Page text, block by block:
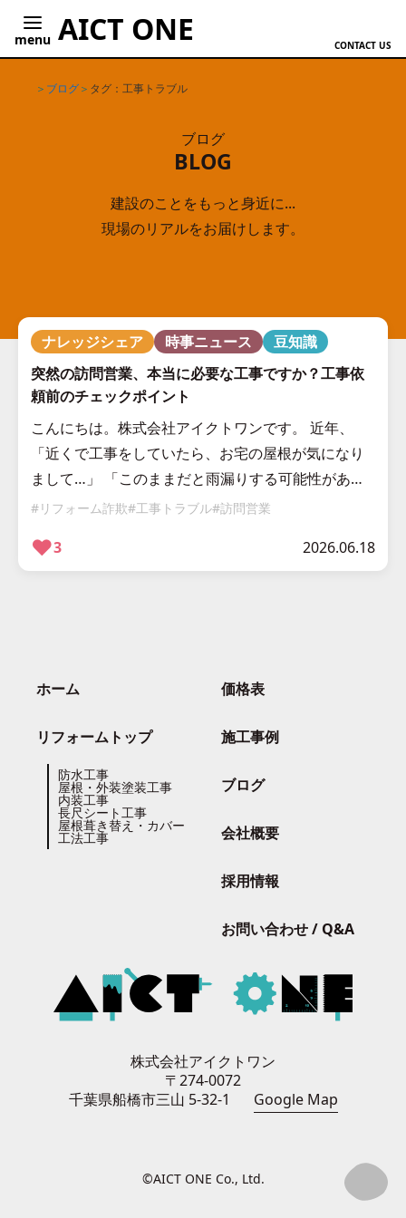
menu AICT ONE CONTACT US
ホーム
ブログ タグ：工事トラブル
ブログ
BLOG
建設のことをもっと身近に...
現場のリアルをお届けします。
ナレッジシェア 時事ニュース
豆知識
突然の訪問営業、本当に必要な工事ですか？工事依
頼前のチェックポイント
こんにちは。株式会社アイクトワンです。 近年、
「近くで工事をしていたら、お宅の屋根が気になり
まして…」 「このままだと雨漏りする可能性があり
ます」 「今すぐ工事した方がいいですよ」 といった
#リフォーム詐欺#工事トラブル#訪問営業
❤︎3 2026.06.18
株式会社アイクトワン
〒274-0072
千葉県船橋市三山 5-32-1
Google Map
©AICT ONE Co., Ltd.
ホーム
リフォームトップ
防水工事
屋根・外装塗装工事
内装工事
長尺シート工事
屋根葺き替え・カバー
工法工事
価格表
施工事例
ブログ
会社概要
採用情報
お問い合わせ / Q&A